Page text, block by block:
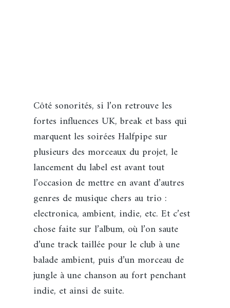
Côté sonorités, si l’on retrouve les
fortes influences UK, break et bass qui
marquent les soirées Halfpipe sur
plusieurs des morceaux du projet, le
lancement du label est avant tout
l’occasion de mettre en avant d’autres
genres de musique chers au trio :
electronica, ambient, indie, etc. Et c’est
chose faite sur l’album, où l’on saute
d’une track taillée pour le club à une
balade ambient, puis d’un morceau de
jungle à une chanson au fort penchant
indie, et ainsi de suite.